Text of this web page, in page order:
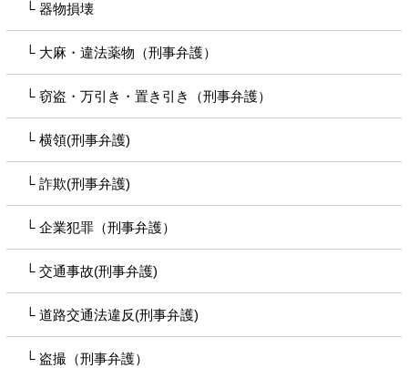
器物損壊
大麻・違法薬物（刑事弁護）
窃盗・万引き・置き引き（刑事弁護）
横領(刑事弁護)
詐欺(刑事弁護)
企業犯罪（刑事弁護）
交通事故(刑事弁護)
道路交通法違反(刑事弁護)
盗撮（刑事弁護）